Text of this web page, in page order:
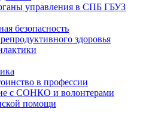
управления в СПБ ГБУЗ
безопасность
здоровья
в профессии
с СОНКО и волонтерами
помощи